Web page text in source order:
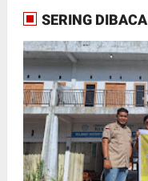
SERING DIBACA